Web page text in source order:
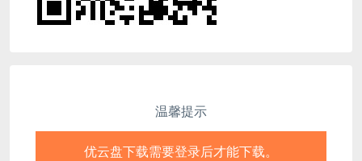
温馨提示
优云盘下载需要登录后才能下载。
优云盘下载需要登录后才能下载。
优云盘下载需要登录后才能下载。